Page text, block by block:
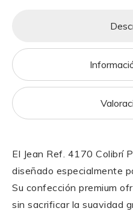
p m o
o
k
El Jean Ref. 4170 Colibrí
diseñado especialmente
Su confección premium
sin sacrificar la suavidad